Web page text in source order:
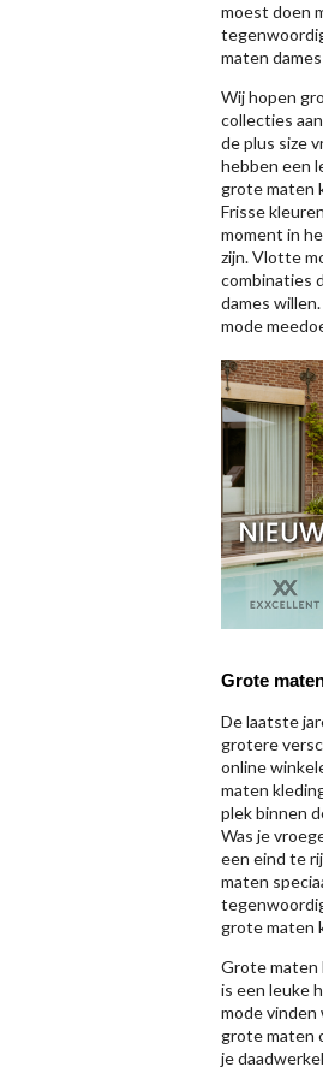
moest doen
maten
Wij hopen
collecties
de plus size
hebben een
grote maten
Frisse
moment in
zijn. Vlotte
combinaties
dames
mode
Grote
De laatste
grotere
online
maten
plek binnen
Was je
een eind te
maten
grote maten
Grote maten
is een leuke
mode vinden
grote maten
je